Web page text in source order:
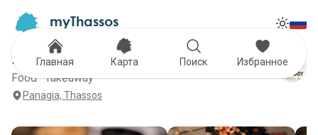
myThassos
Foufou Ladokola
Food · Takeaway
Panagia, Thassos
Главная Карта Поиск Избранное